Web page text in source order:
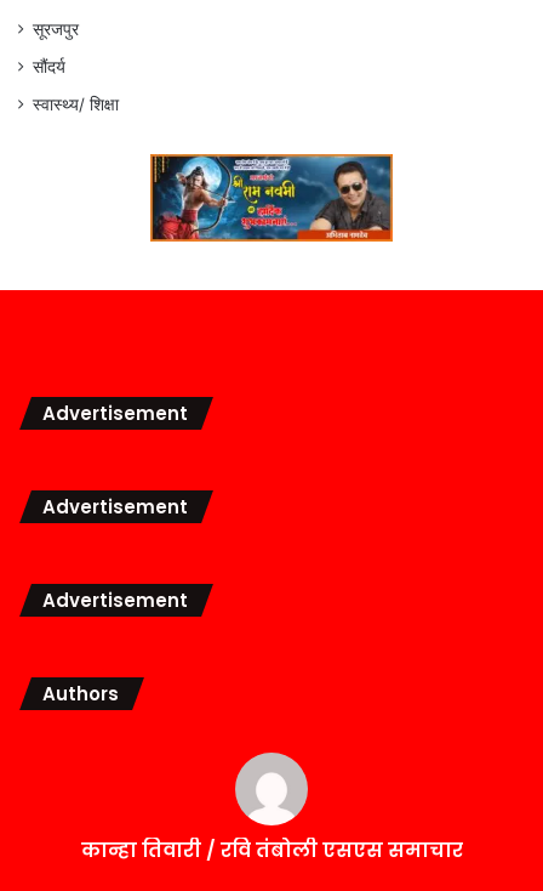
सूरजपुर
सौंदर्य
स्वास्थ्य/ शिक्षा
Advertisement
Advertisement
Advertisement
Authors
कान्हा तिवारी / रवि तंबोली एसएस समाचार